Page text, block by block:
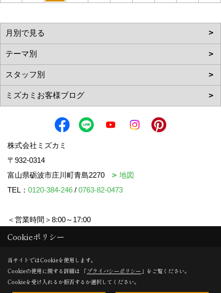
株式会社ミズカミ
〒932-0314
富山県砺波市庄川町青島2270
地図
TEL： 0120-384-246 / 0763-82-0473
＜営業時間＞8:00～17:00
＜定休日＞水曜日・祝日
Copyright (c) mizukami. All Rights Reserved.
Cookieポリシー
当サイトではCookieを使用します。
Cookieの使用に関する詳細は 「プライバシーポリシー 」をご覧ください。
Cookieを受け入れるか拒否するか選択してください。